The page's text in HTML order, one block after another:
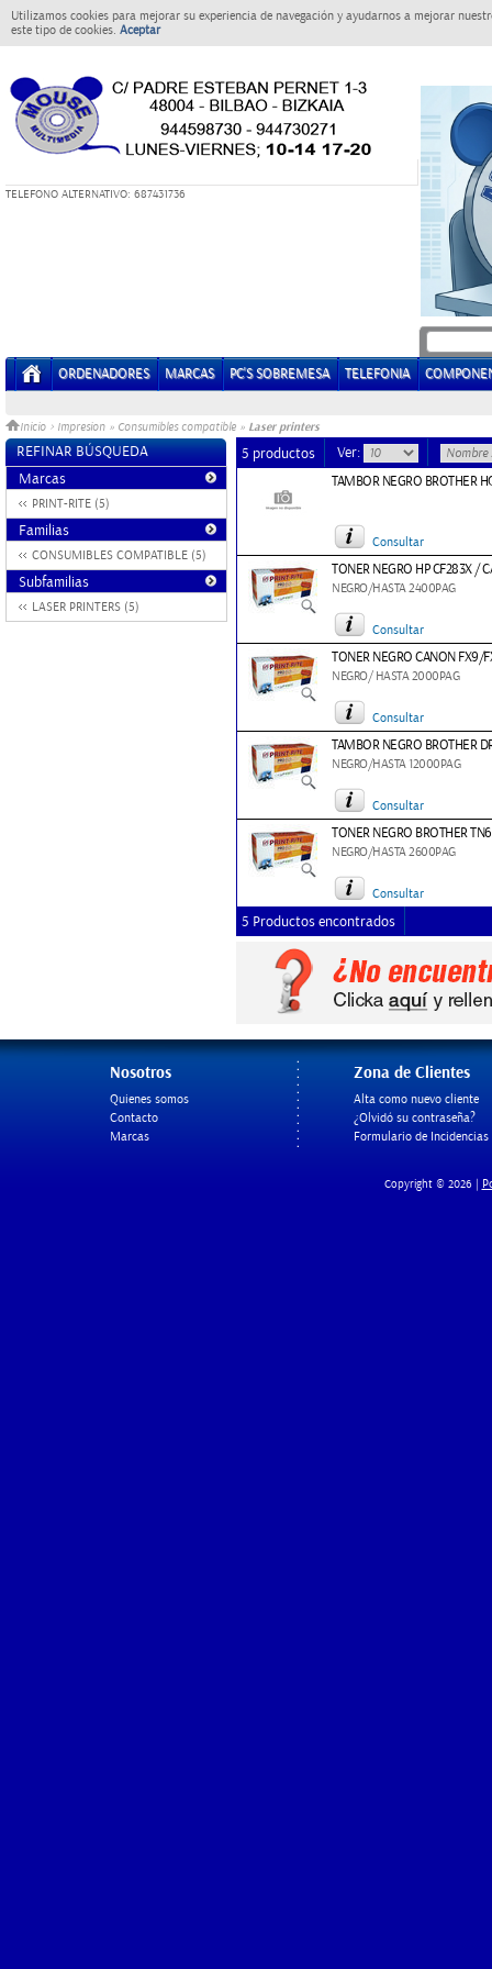
Utilizamos cookies para mejorar su experiencia de navegación y ayudarnos a mejorar
este tipo de cookies. Aceptar
TELEFONO ALTERNATIVO: 687431736
ORDENADORES MARCAS PC'S SOBREMESA TELEFONIA
Inicio > Impresion » Consumibles compatible » Laser printers
REFINAR BÚSQUEDA
Marcas
PRINT-RITE (5)
Familias
CONSUMIBLES COMPATIBLE (5)
Subfamilias
LASER PRINTERS (5)
5 productos Ver:
TAMBOR NEGRO BROTHER
Consultar
TONER NEGRO HP CF283X /
NEGRO/HASTA 2400PAG
Consultar
TONER NEGRO CANON FX9/
NEGRO/ HASTA 2000PAG
Consultar
TAMBOR NEGRO BROTHER
NEGRO/HASTA 12000PAG
Consultar
TONER NEGRO BROTHER
NEGRO/HASTA 2600PAG
Consultar
5 Productos encontrados
Nosotros
Quienes somos
Contacto
Marcas
Zona de Clientes
Alta como nuevo cliente
¿Olvidó su contraseña?
Formulario de Incidencias
Copyright © 2026 |